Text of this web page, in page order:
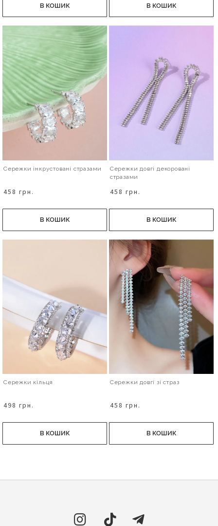
В КОШИК В КОШИК
Сережки інкрустовані стразами
458 грн.
В КОШИК
Сережки довгі декоровані
стразами
458 грн.
В КОШИК
Сережки кільця
498 грн.
В КОШИК
Сережки довгі зі страз
458 грн.
В КОШИК